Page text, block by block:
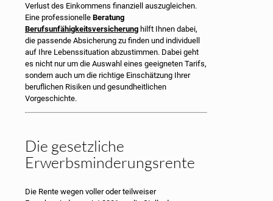
Verlust des Einkommens finanziell auszugleichen.
Eine professionelle Beratung
Berufsunfähigkeitsversicherung hilft Ihnen dabei,
die passende Absicherung zu finden und individuell
auf Ihre Lebenssituation abzustimmen. Dabei geht
es nicht nur um die Auswahl eines geeigneten Tarifs,
sondern auch um die richtige Einschätzung Ihrer
beruflichen Risiken und gesundheitlichen
Vorgeschichte.
Die gesetzliche
Erwerbsminderungsrente
Die Rente wegen voller oder teilweiser